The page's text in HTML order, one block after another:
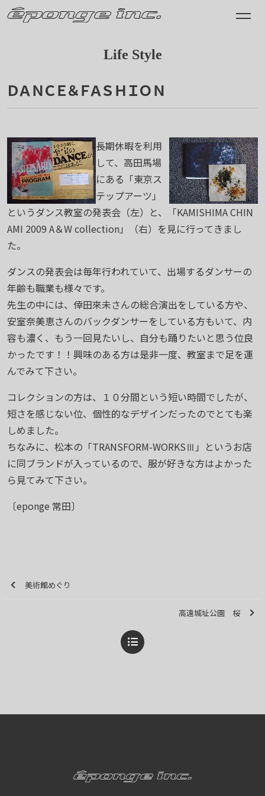
Life Style
ＤＡＮＣＥ＆ＦＡＳＨＩＯＮ
長期休暇を利用
して、高田馬場
にある「東京ス
テップアーツ」
というダンス教室の発表会（左）と、「KAMISHIMA CHIN
AMI 2009 A＆W collection」（右）を見に行ってきまし
た。
ダンスの発表会は毎年行われていて、出場するダンサーの
年齢も職業も様々です。
先生の中には、倖田來未さんの総合演出をしている方や、
安室奈美恵さんのバックダンサーをしている方もいて、内
容も濃く、もう一回見たいし、自分も踊りたいと思う位良
かったです！！興味のある方は是非一度、教室まで足を運
んでみて下さい。
コレクションの方は、１０分間という短い時間でしたが、
短さを感じない位、個性的なデザインだったのでとても楽
しめました。
ちなみに、松本の「TRANSFORM-WORKSⅢ」というお店
に同ブランドが入っているので、服が好きな方はよかった
ら見てみて下さい。
〔eponge 常田〕
美術館めぐり
高遠城址公園 桜